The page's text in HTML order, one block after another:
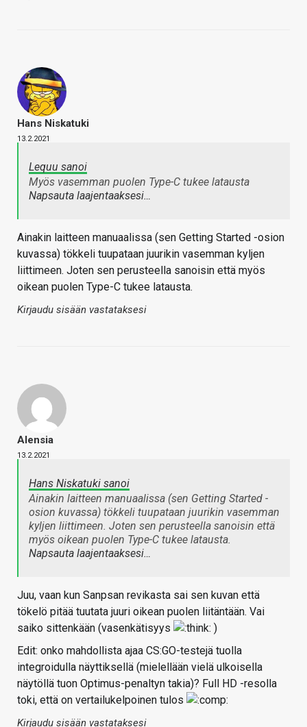
Hans Niskatuki
13.2.2021
Lequu sanoi
Myös vasemman puolen Type-C tukee latausta
Napsauta laajentaaksesi…
Ainakin laitteen manuaalissa (sen Getting Started -osion
kuvassa) tökkeli tuupataan juurikin vasemman kyljen
liittimeen. Joten sen perusteella sanoisin että myös
oikean puolen Type-C tukee latausta.
Kirjaudu sisään vastataksesi
Alensia
13.2.2021
Hans Niskatuki sanoi
Ainakin laitteen manuaalissa (sen Getting Started -
osion kuvassa) tökkeli tuupataan juurikin vasemman
kyljen liittimeen. Joten sen perusteella sanoisin että
myös oikean puolen Type-C tukee latausta.
Napsauta laajentaaksesi…
Juu, vaan kun Sanpsan revikasta sai sen kuvan että
tökelö pitää tuutata juuri oikean puolen liitäntään. Vai
saiko sittenkään (vasenkätisyys
)
Edit: onko mahdollista ajaa CS:GO-testejä tuolla
integroidulla näyttiksellä (mielellään vielä ulkoisella
näytöllä tuon Optimus-penaltyn takia)? Full HD -resolla
toki, että on vertailukelpoinen tulos
Kirjaudu sisään vastataksesi